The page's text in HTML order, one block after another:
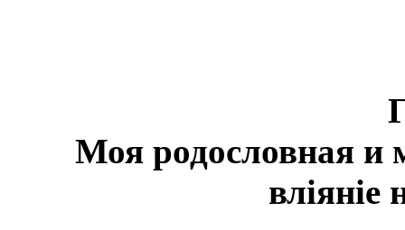
Моя родословная
вліяніе